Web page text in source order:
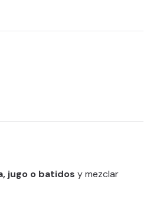
jugo o batidos y mezclar